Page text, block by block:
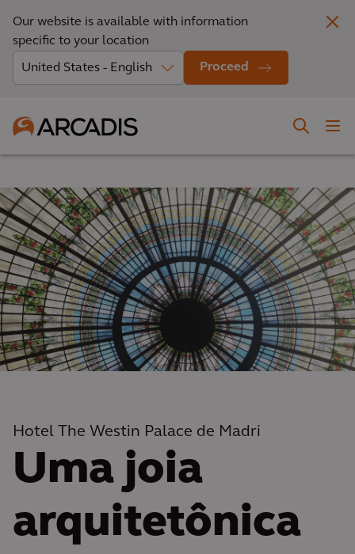
Our website is available with information
specific to your location
Proceed
Hotel The Westin Palace de Madri
Uma joia
arquitetônica